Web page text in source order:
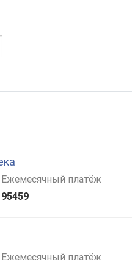
Ежемесячный платёж
95459
Ежемесячный платёж